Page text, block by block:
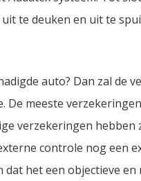
te deuken en uit te
auto? Dan zal de
De meeste
verzekeringen hebben
controle nog een
het een objectieve en